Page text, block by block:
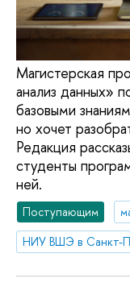
Магистерская
анализ данных»
базовыми
но хочет
Редакция
студенты
ней.
Поступающим
НИУ ВШЭ в Санкт-